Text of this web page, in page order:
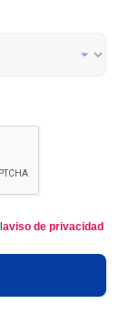
aviso de privacidad